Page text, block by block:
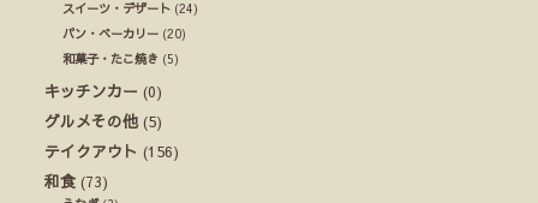
スイーツ・デザート (24)
パン・ベーカリー (20)
和菓子・たこ焼き (5)
キッチンカー (0)
グルメその他 (5)
テイクアウト (156)
和食 (73)